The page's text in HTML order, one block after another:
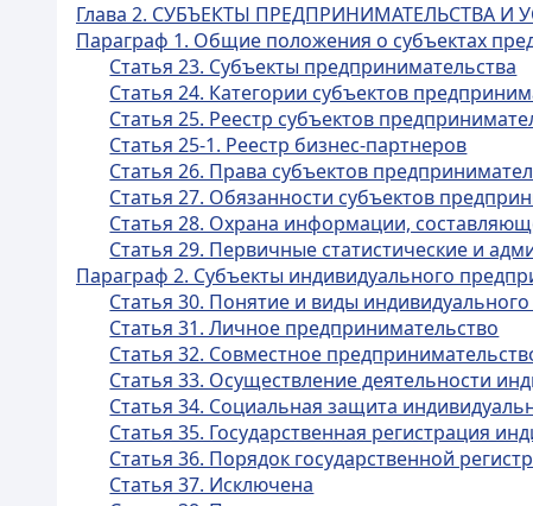
Глава 2. СУБЪЕКТЫ ПРЕДПРИНИМАТЕЛЬСТВА
Параграф 1. Общие положения о субъектах
Статья 23. Субъекты предпринимательства
Статья 24. Категории субъектов
Статья 25. Реестр субъектов
Статья 25-1. Реестр бизнес-партнеров
Статья 26. Права субъектов
Статья 27. Обязанности субъектов
Статья 28. Охрана информации,
Статья 29. Первичные статистические и
Параграф 2. Субъекты индивидуального
Статья 30. Понятие и виды
Статья 31. Личное предпринимательство
Статья 32. Совместное
Статья 33. Осуществление деятельности
Статья 34. Социальная защита
Статья 35. Государственная регистрация
Статья 36. Порядок государственной
Статья 37. Исключена